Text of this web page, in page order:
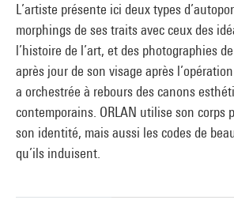
L’artiste présente ici deux types
morphings de ses traits avec ceux des
l’histoire de l’art, et des photographies
après jour de son visage après
a orchestrée à rebours des canons
contemporains. ORLAN utilise son corps
son identité, mais aussi les codes de
qu’ils induisent.